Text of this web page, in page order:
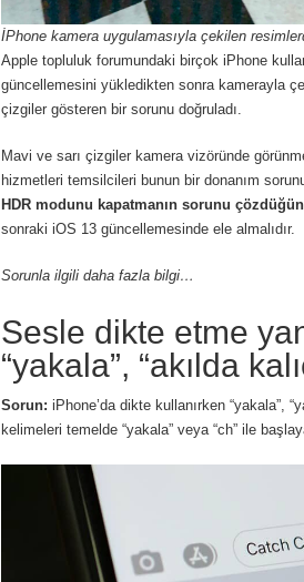
İPhone kamera uygulamasıyla çekilen
Apple topluluk forumundaki birçok iPhone
güncellemesini yükledikten sonra kamerayla
çizgiler gösteren bir sorunu doğruladı.
Mavi ve sarı çizgiler kamera vizöründe
hizmetleri temsilcileri bunun bir donanım
HDR modunu kapatmanın sorunu
sonraki iOS 13 güncellemesinde ele almalıdır.
Sorunla ilgili daha fazla bilgi…
Sesle dikte etme
“yakala”, “akılda
Sorun: iPhone’da dikte kullanırken “yakala”,
kelimeleri temelde “yakala” veya “ch” ile